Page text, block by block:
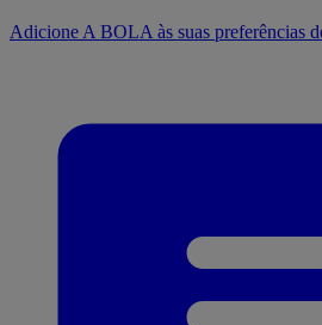
Adicione A BOLA às suas preferências